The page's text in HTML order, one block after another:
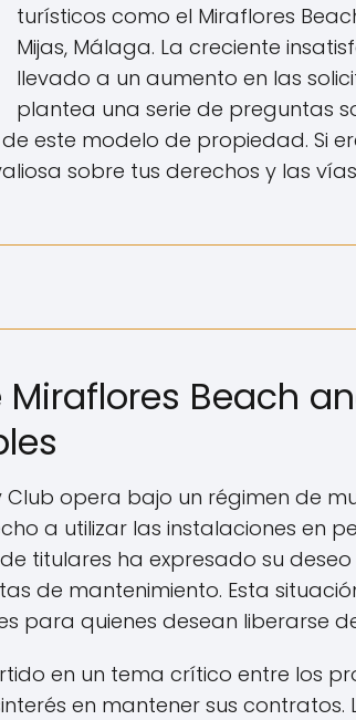
turísticos como el Miraflores
Mijas, Málaga. La creciente
llevado a un aumento en las
plantea una serie de preguntas
este modelo de propiedad. Si
sobre tus derechos y las
Beach
Club opera bajo un régimen de
a utilizar las instalaciones en
titulares ha expresado su
de mantenimiento. Esta
para quienes desean liberarse
en un tema crítico entre los
en mantener sus